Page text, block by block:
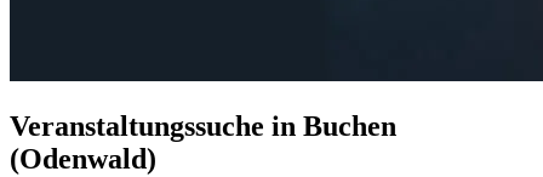
Veranstaltungssuche in Buchen
(Odenwald)